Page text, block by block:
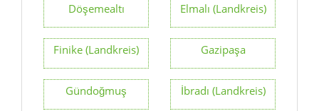
Döşemealtı Elmalı (Landkreis)
Finike (Landkreis) Gazipaşa
Gündoğmuş İbradı (Landkreis)